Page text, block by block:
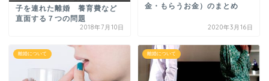
子を連れた離婚 養育費など
直面する７つの問題
2018年7月10日
金・もらうお金）のまとめ
2020年3月16日
離婚について 離婚について